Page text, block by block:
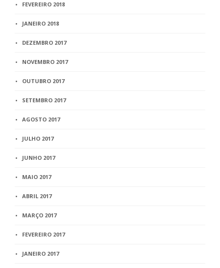
FEVEREIRO 2018
JANEIRO 2018
DEZEMBRO 2017
NOVEMBRO 2017
OUTUBRO 2017
SETEMBRO 2017
AGOSTO 2017
JULHO 2017
JUNHO 2017
MAIO 2017
ABRIL 2017
MARÇO 2017
FEVEREIRO 2017
JANEIRO 2017